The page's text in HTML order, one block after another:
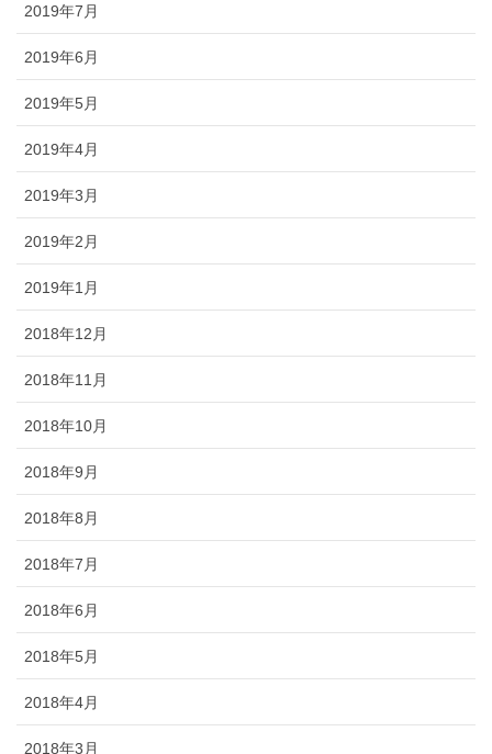
2019年7月
2019年6月
2019年5月
2019年4月
2019年3月
2019年2月
2019年1月
2018年12月
2018年11月
2018年10月
2018年9月
2018年8月
2018年7月
2018年6月
2018年5月
2018年4月
2018年3月